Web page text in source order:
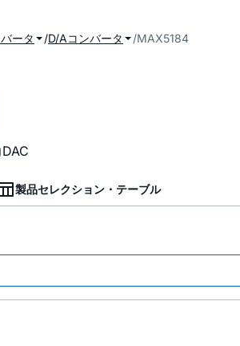
ータ D/Aコンバータ MAX5184
製品セレクション・テーブル